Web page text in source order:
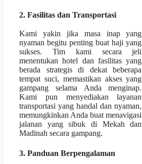
2. Fasilitas dan Transportasi
Kami yakin jika masa inap yang
nyaman begitu penting buat haji yang
sukses. Tim kami secara jeli
menentukan hotel dan fasilitas yang
berada strategis di dekat beberapa
tempat suci, memastikan akses yang
gampang selama Anda menginap.
Kami pun menyediakan layanan
transportasi yang handal dan nyaman,
memungkinkan Anda buat menavigasi
jalanan yang sibuk di Mekah dan
Madinah secara gampang.
3. Panduan Berpengalaman